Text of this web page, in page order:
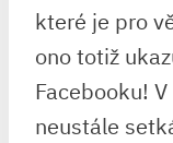
které je pro
ono totiž
Facebooku!
neustále